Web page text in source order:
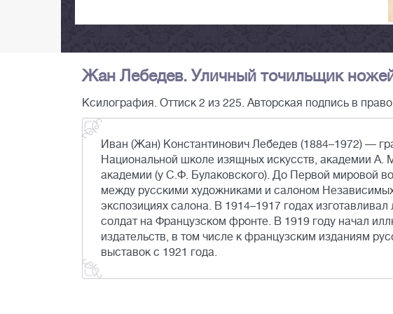
Жан Лебедев. Уличный точильщик
Ксилография. Оттиск 2 из 225. Авторская подпись в
Иван (Жан) Константинович Лебедев (1884–1972) —
Национальной школе изящных искусств, академии А.
академии (у С.Ф. Булаковского). До Первой мировой
между русскими художниками и салоном
экспозициях салона. В 1914–1917 годах
солдат на Французском фронте. В 1919 году начал
издательств, в том числе к французским изданиям
выставок с 1921 года.